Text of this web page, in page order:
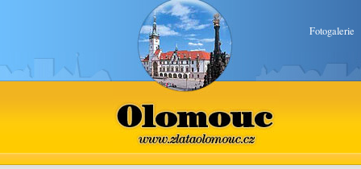
Fotogalerie
Olomouc
www.zlataolomouc.cz